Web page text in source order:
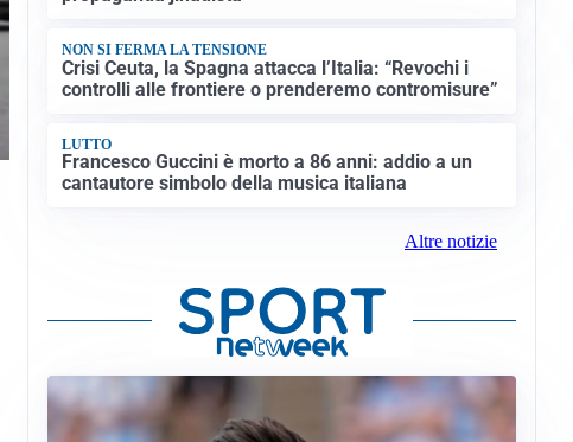
NON SI FERMA LA TENSIONE
Crisi Ceuta, la Spagna attacca l’Italia: “Revochi i
controlli alle frontiere o prenderemo contromisure”
LUTTO
Francesco Guccini è morto a 86 anni: addio a un
cantautore simbolo della musica italiana
Altre notizie